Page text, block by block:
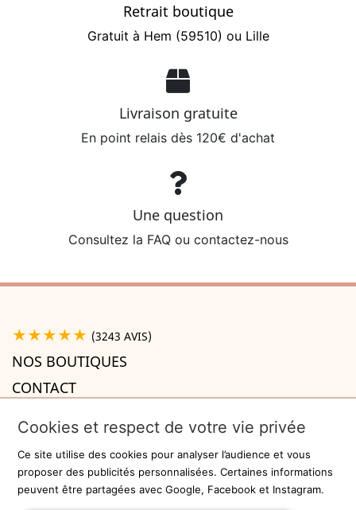
Retrait boutique
Gratuit à Hem (59510) ou Lille
Livraison gratuite
En point relais dès 120€ d'achat
Une question
Consultez la FAQ ou contactez-nous
★★★★★ (3243 AVIS)
NOS BOUTIQUES
CONTACT
INFORMATIONS
Recevez la newsletter
Cookies et respect de votre vie privée
Ce site utilise des cookies pour analyser l’audience et vous
proposer des publicités personnalisées. Certaines informations
peuvent être partagées avec Google, Facebook et Instagram.